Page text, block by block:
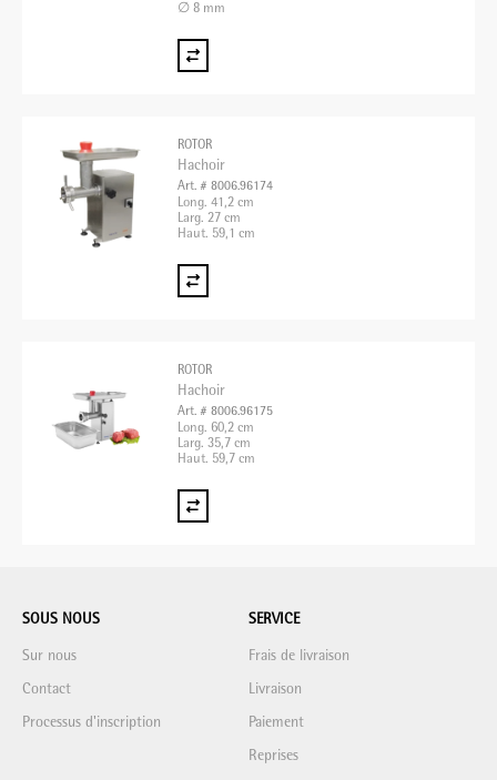
∅ 8 mm
ROTOR
Hachoir
Art. # 8006.96174
Long. 41,2 cm
Larg. 27 cm
Haut. 59,1 cm
ROTOR
Hachoir
Art. # 8006.96175
Long. 60,2 cm
Larg. 35,7 cm
Haut. 59,7 cm
SOUS NOUS
Sur nous
Contact
Processus d'inscription
SERVICE
Frais de livraison
Livraison
Paiement
Reprises